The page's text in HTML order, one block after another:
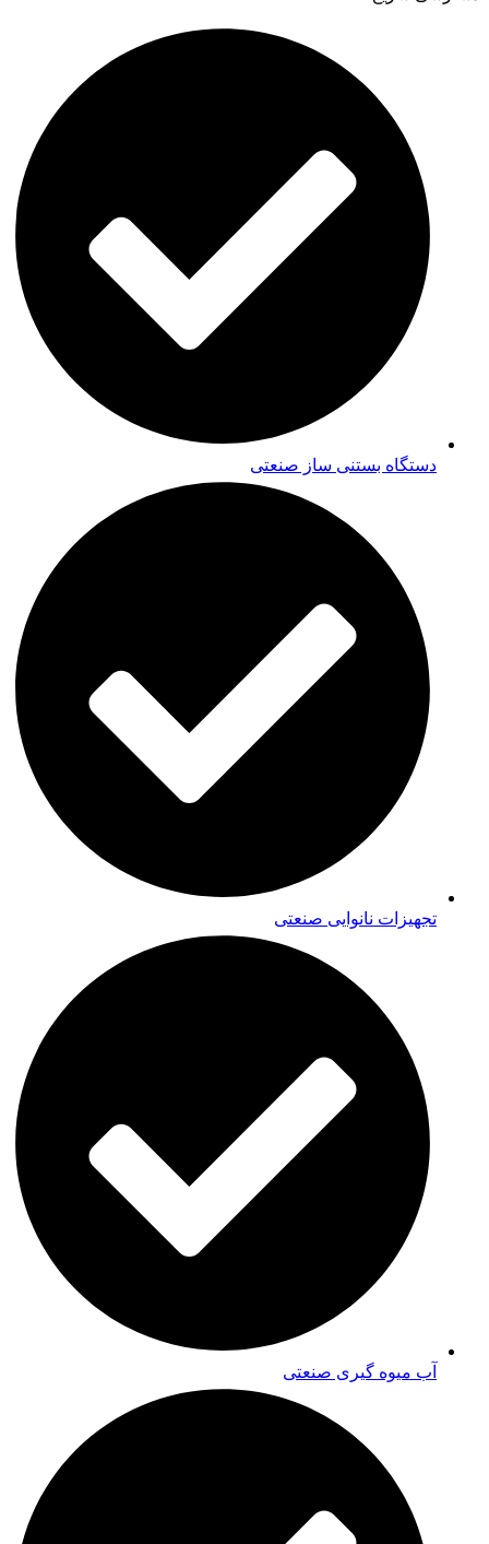
دستگاه بستنی ساز صنعتی
تجهیزات نانوایی صنعتی
آب میوه گیری صنعتی